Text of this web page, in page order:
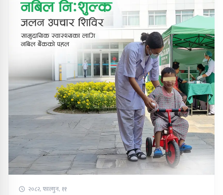
२०८२, फाल्गुन, ११